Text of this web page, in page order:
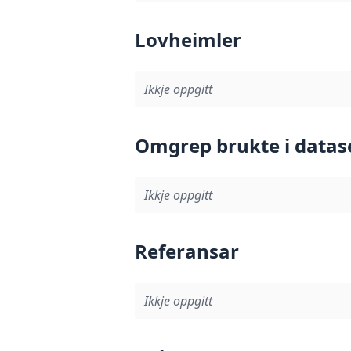
Lovheimler
Ikkje oppgitt
Omgrep brukte i
Ikkje oppgitt
Referansar
Ikkje oppgitt